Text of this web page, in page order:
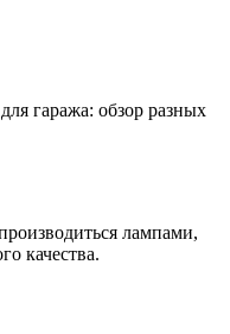
гаража: обзор разных
лампами,
качества.